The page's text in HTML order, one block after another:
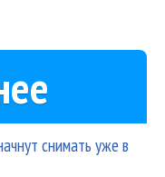
снимать уже в